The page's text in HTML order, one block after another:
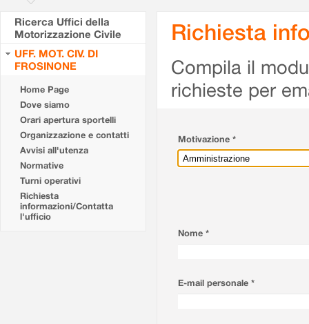
Ricerca Uffici della
Motorizzazione Civile
UFF. MOT. CIV. DI
FROSINONE
Home Page
Dove siamo
Orari apertura sportelli
Organizzazione e contatti
Avvisi all'utenza
Normative
Turni operativi
Richiesta
informazioni/Contatta
l'ufficio
Richiesta
Compila il
richieste per
Motivazione *
Nome *
E-mail personale *